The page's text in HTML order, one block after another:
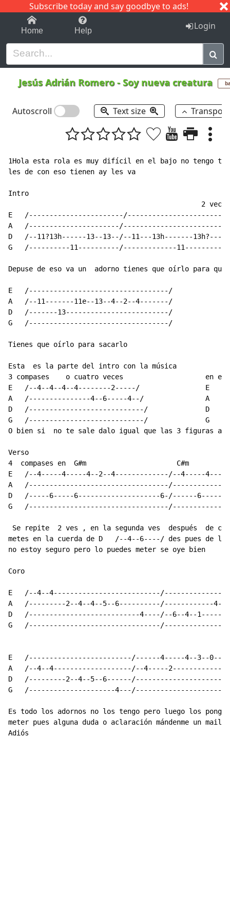
Subscribe today and say goodbye to ads!
1-9 C I J
Home Help Login
Jesús Adrián Romero-Soy nueva creatura
Autoscroll Text size
1Hola esta rola es muy difícil en el bajo no tengo
les de con eso tienen ay les va
Intro
2
E
A
D   /--11?13h------13--13--/--11---13h-------
G   /----------11----------/-------------
Depuse de eso va un  adorno tienes que oírlo para
E   /----------------------------------/
A   /--11-------11e--13--4--2--4-------/
D   /-------13-------------------------/
G   /----------------------------------/
Tienes que oírlo para sacarlo
Esta  es la parte del intro con la música
3 compases    o cuatro veces
E   /--4--4--4--4--------2-----/                E
A   /---------------4--6-----4--/               A
D   /----------------------------/              D
G   /----------------------------/              G
O bien si  no te sale dalo igual que las 3 figuras
Verso
4  compases en  G#m                      C#m         2
E   /--4-----4-----4--2--4-------------/--4-----
A
D   /-----6-----6--------------------6-/------
G
Se repite  2 ves , en la segunda ves  después  de
metes en la cuerda de D   /--4--6----/ des pues de
no estoy seguro pero lo puedes meter se oye bien
Coro
E   /--4--
A   /---------2--4--4--5--6----------/------------
D   /---------------------------4----/--6--4--
G
E   /-------------------------/------4-----4--3--
A   /--4--4-------------------/--4-----
D   /---------2--4--5--
G   /---------------------
Es todo los adornos no los tengo pero luego los
meter pues alguna duda o aclaración mándenme un mail
Adiós